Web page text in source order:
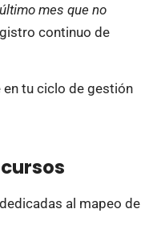
mes que no
continuo de
tu ciclo de gestión
al mapeo de